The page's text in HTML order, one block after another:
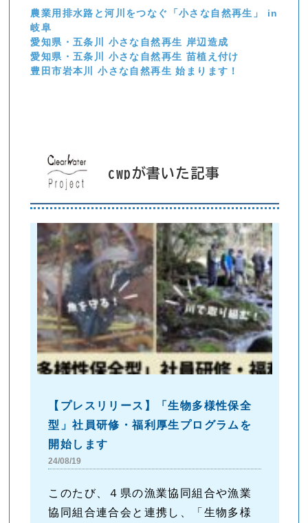
農業用排水路と河川をつなぐ「小さな自然再生」 in
岐阜
愛知県・五条川 小さな自然再生 岸辺造成
愛知県・五条川 小さな自然再生 苗植え付け
豊田市岩本川 小さな自然再生 始まります！
cwpが書いた記事
【プレスリリース】「生物多様性保全
型」社員研修・福利厚生プログラムを
開始します
24/08/19
このたび、４県の漁業協同組合や漁業
協同組合連合会と連携し、「生物多様